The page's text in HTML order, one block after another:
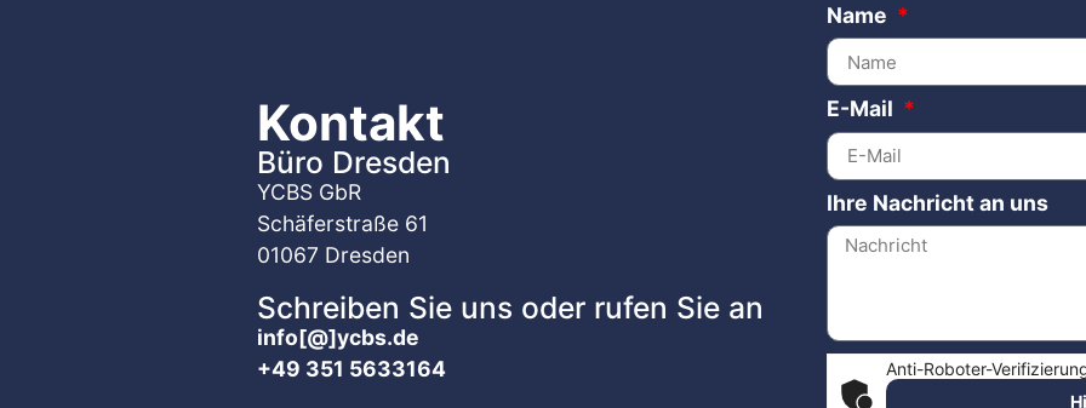
Kontakt
Büro Dresden
YCBS GbR
Schäferstraße 61
01067 Dresden
Schreiben Sie uns oder rufen Sie an
info[@]ycbs.de
+49 351 5633164
Name
E-Mail
Ihre Nachricht an uns
Anti-Roboter-